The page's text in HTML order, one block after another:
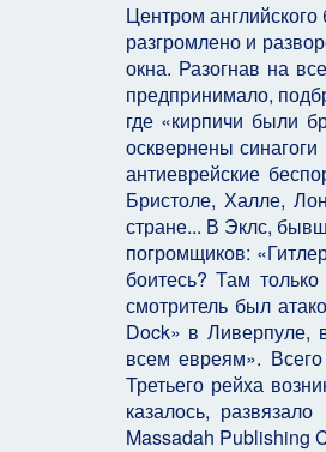
Центром
разгромлено и
окна. Разогнав на
предпринимало,
где «кирпичи были
осквернены
антиеврейские
Бристоле, Халле,
стране... В Эклс,
погромщиков:
боитесь? Там
смотритель был
Dock» в Ливерпуле,
всем евреям».
Третьего рейха
казалось,
Massadah Publishing